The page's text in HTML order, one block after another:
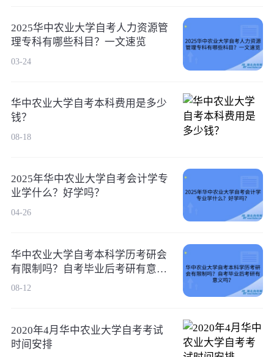
2025华中农业大学自考人力资源管
理专科有哪些科目？一文速览
03-24
华中农业大学自考本科费用是多少
钱？
08-18
2025年华中农业大学自考会计学专
业学什么？好学吗？
04-26
华中农业大学自考本科学历考研会
有限制吗？自考毕业后考研有意义
吗？
08-12
2020年4月华中农业大学自考考试
时间安排